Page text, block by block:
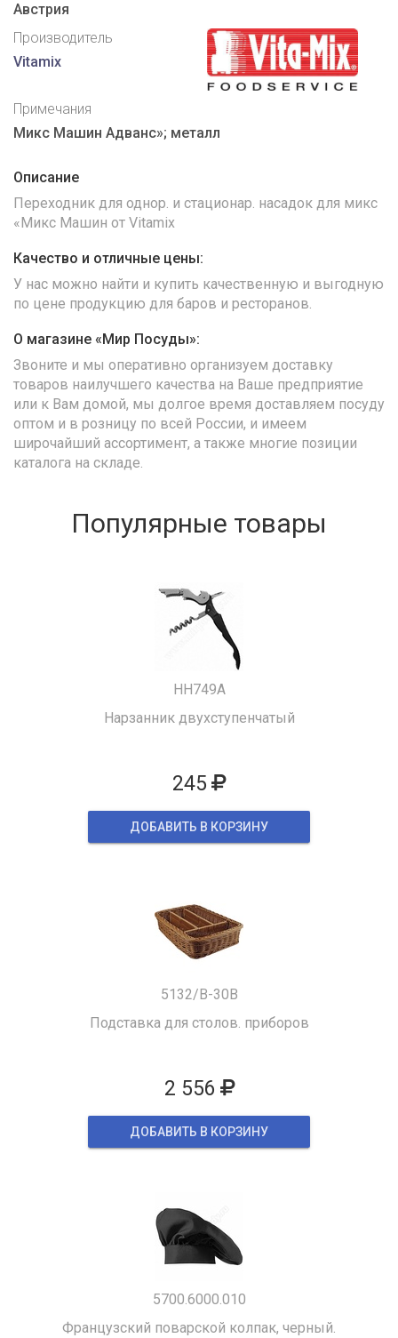
Австрия
Производитель
Vitamix
Примечания
Микс Машин Адванс»; металл
Описание
Переходник для однор. и стационар. насадок для микс
«Микс Машин от Vitamix
Качество и отличные цены:
У нас можно найти и купить качественную и выгодную
по цене продукцию для баров и ресторанов.
О магазине «Мир Посуды»:
Звоните и мы оперативно организуем доставку
товаров наилучшего качества на Ваше предприятие
или к Вам домой, мы долгое время доставляем посуду
оптом и в розницу по всей России, и имеем
широчайший ассортимент, а также многие позиции
каталога на складе.
Популярные товары
HH749A
Нарзанник двухступенчатый
245
ДОБАВИТЬ В КОРЗИНУ
5132/B-30B
Подставка для столов. приборов
2 556
ДОБАВИТЬ В КОРЗИНУ
5700.6000.010
Французский поварской колпак, черный.